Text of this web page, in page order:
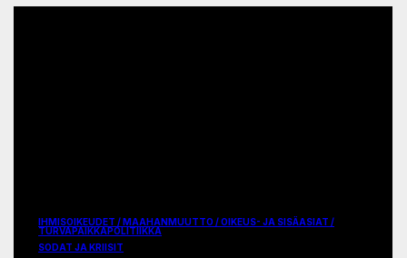
IHMISOIKEUDET / MAAHANMUUTTO / OIKEUS- JA SISÄASIAT /
TURVAPAIKKAPOLITIIKKA
SODAT JA KRIISIT